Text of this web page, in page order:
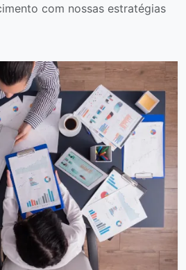
com nossas estratégias